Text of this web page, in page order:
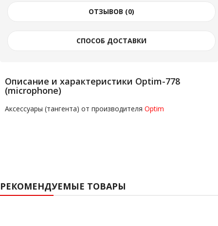
ОТЗЫВОВ (0)
СПОСОБ ДОСТАВКИ
Описание и характеристики Optim-778
(microphone)
Аксессуары (тангента) от производителя Optim
РЕКОМЕНДУЕМЫЕ ТОВАРЫ